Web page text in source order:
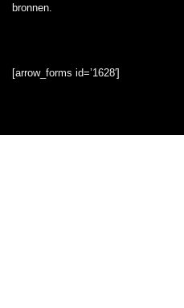
bronnen.
[arrow_forms id=’1628′]